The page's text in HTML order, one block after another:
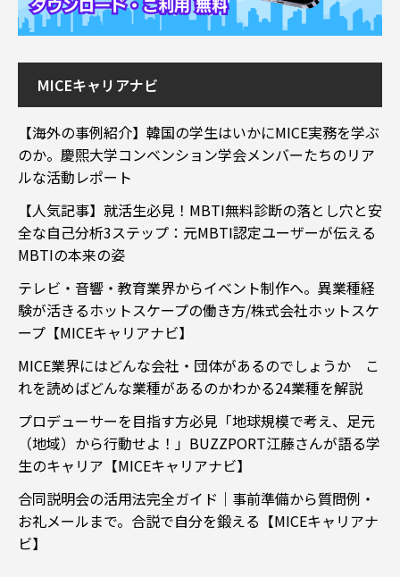
MICEキャリアナビ
【海外の事例紹介】韓国の学生はいかにMICE実務を学ぶ
のか。慶煕大学コンベンション学会メンバーたちのリア
ルな活動レポート
【人気記事】就活生必見！MBTI無料診断の落とし穴と安
全な自己分析3ステップ：元MBTI認定ユーザーが伝える
MBTIの本来の姿
テレビ・音響・教育業界からイベント制作へ。異業種経
験が活きるホットスケープの働き方/株式会社ホットスケ
ープ【MICEキャリアナビ】
MICE業界にはどんな会社・団体があるのでしょうか こ
れを読めばどんな業種があるのかわかる24業種を解説
プロデューサーを目指す方必見「地球規模で考え、足元
（地域）から行動せよ！」BUZZPORT江藤さんが語る学
生のキャリア【MICEキャリアナビ】
合同説明会の活用法完全ガイド｜事前準備から質問例・
お礼メールまで。合説で自分を鍛える【MICEキャリアナ
ビ】